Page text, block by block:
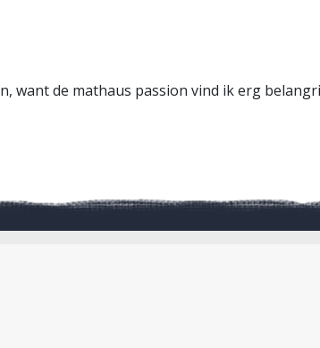
want de mathaus passion vind ik erg